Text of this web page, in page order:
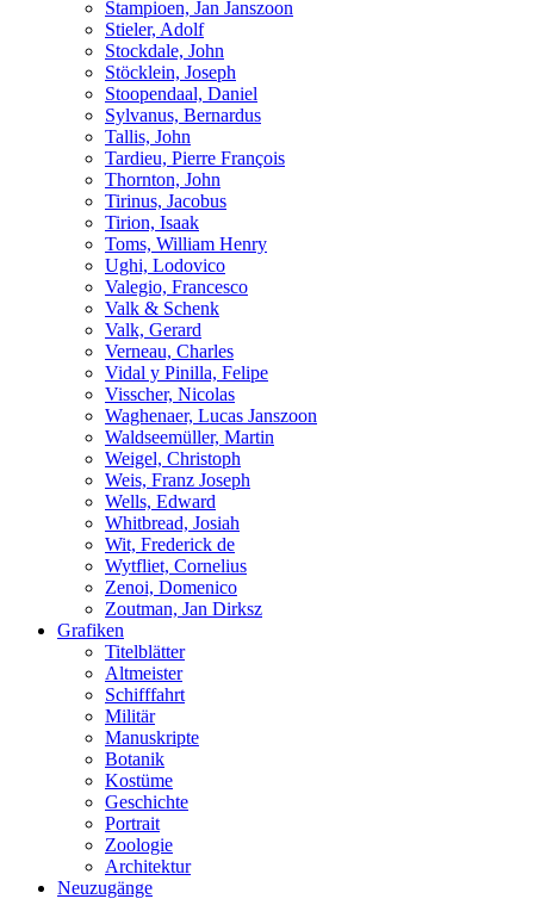
Stampioen, Jan Janszoon
Stieler, Adolf
Stockdale, John
Stöcklein, Joseph
Stoopendaal, Daniel
Sylvanus, Bernardus
Tallis, John
Tardieu, Pierre François
Thornton, John
Tirinus, Jacobus
Tirion, Isaak
Toms, William Henry
Ughi, Lodovico
Valegio, Francesco
Valk & Schenk
Valk, Gerard
Verneau, Charles
Vidal y Pinilla, Felipe
Visscher, Nicolas
Waghenaer, Lucas Janszoon
Waldseemüller, Martin
Weigel, Christoph
Weis, Franz Joseph
Wells, Edward
Whitbread, Josiah
Wit, Frederick de
Wytfliet, Cornelius
Zenoi, Domenico
Zoutman, Jan Dirksz
Grafiken
Titelblätter
Altmeister
Schifffahrt
Militär
Manuskripte
Botanik
Kostüme
Geschichte
Portrait
Zoologie
Architektur
Neuzugänge